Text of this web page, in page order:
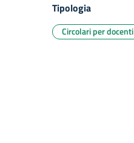
Tipologia
Circolari per docenti